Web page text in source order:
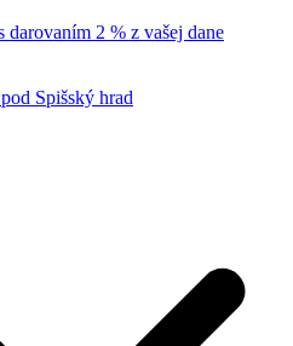
darovaním 2 % z vašej dane
Spišský hrad